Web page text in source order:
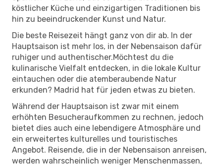
köstlicher Küche und einzigartigen Traditionen bis
hin zu beeindruckender Kunst und Natur.
Die beste Reisezeit hängt ganz von dir ab. In der
Hauptsaison ist mehr los, in der Nebensaison dafür
ruhiger und authentischer.Möchtest du die
kulinarische Vielfalt entdecken, in die lokale Kultur
eintauchen oder die atemberaubende Natur
erkunden? Madrid hat für jeden etwas zu bieten.
Während der Hauptsaison ist zwar mit einem
erhöhten Besucheraufkommen zu rechnen, jedoch
bietet dies auch eine lebendigere Atmosphäre und
ein erweitertes kulturelles und touristisches
Angebot. Reisende, die in der Nebensaison anreisen,
werden wahrscheinlich weniger Menschenmassen,